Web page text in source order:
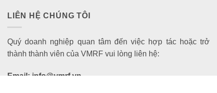
LIÊN HỆ CHÚNG TÔI
Quý doanh nghiệp quan tâm đến việc hợp tác hoặc trở
thành thành viên của VMRF vui lòng liên hệ:
Email: info@vmrf.vn